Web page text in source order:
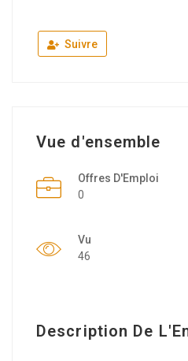
Suivre
Vue d'ensemble
Offres D'Emploi
0
Vu
46
Description De